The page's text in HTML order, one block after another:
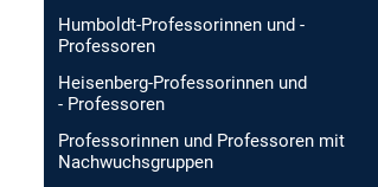
Humboldt-Professorinnen und -
Professoren
Heisenberg-Professorinnen und
- Professoren
Professorinnen und Professoren mit
Nachwuchsgruppen